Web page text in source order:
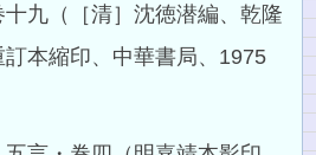
十九（［清］沈徳潜編、乾隆
本縮印、中華書局、1975